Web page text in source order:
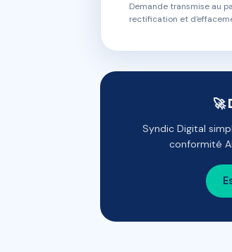
Demande transmise au
rectification et
🚀
Syndic Digital
conformité